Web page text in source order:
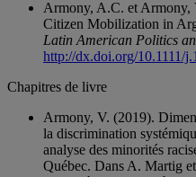
Armony, A.C. et Armony,
Citizen Mobilization in
Latin American Politics
http://dx.doi.org/10.1111/
Chapitres de livre
Armony, V. (2019).
la discrimination
analyse des minorités
Québec. Dans A. Martig